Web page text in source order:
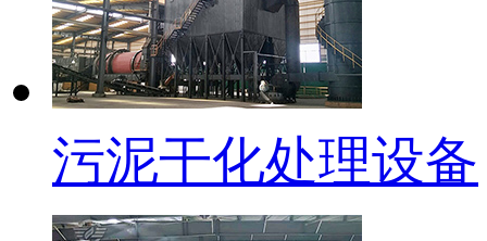
污泥干化处理设备